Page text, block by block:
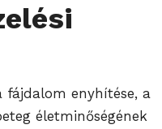
fájdalom enyhítése, a
életminőségének